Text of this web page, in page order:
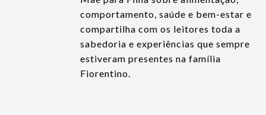
comportamento, saúde e bem-estar e
compartilha com os leitores toda a
sabedoria e experiências que sempre
estiveram presentes na família
Fiorentino.